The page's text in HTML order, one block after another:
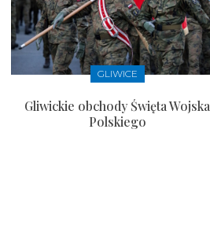
GLIWICE
Gliwickie obchody Święta Wojska
Polskiego